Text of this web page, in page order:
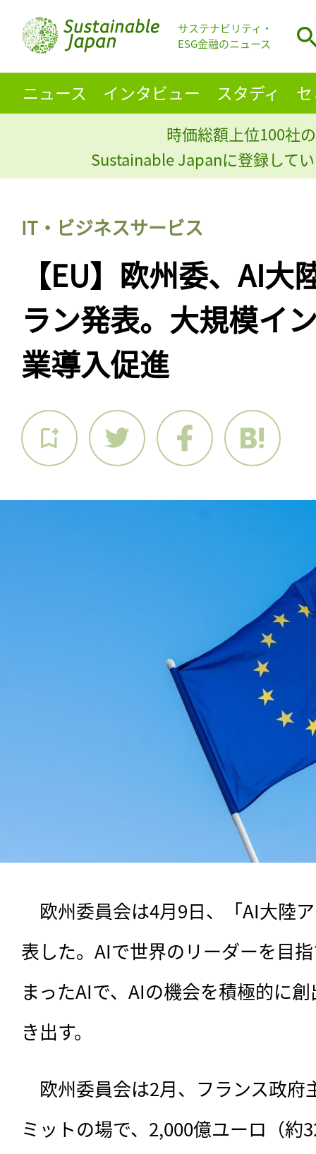
サステナビリティ・
ESG金融のニュース
ニュース インタビュー スタディ
時価総額上位100社
Sustainable Japanに登録して
IT・ビジネスサービス
【EU】欧州委、AI大
ラン発表。大規模イ
業導入促進
欧州委員会は4月9日、「AI大陸
表した。AIで世界のリーダーを目
まったAIで、AIの機会を積極的に
き出す。
欧州委員会は2月、フランス政府
ミットの場で、2,000億ユーロ（約